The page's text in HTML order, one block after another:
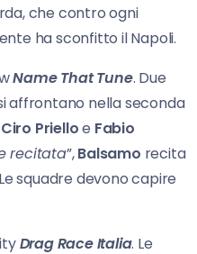
che contro ogni
ha sconfitto il Napoli.
Name That Tune. Due
affrontano nella seconda
Ciro Prielloe Fabio
recitata”,Balsamo recita
squadre devono capire
Drag Race Italia. Le